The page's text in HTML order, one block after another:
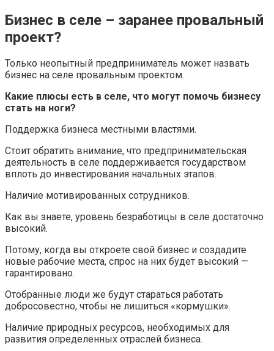
Бизнес в селе – заранее провальный
проект?
Только неопытный предприниматель может назвать
бизнес на селе провальным проектом.
Какие плюсы есть в селе, что могут помочь бизнесу
стать на ноги?
Поддержка бизнеса местными властями.
Стоит обратить внимание, что предпринимательская
деятельность в селе поддерживается государством
вплоть до инвестирования начальных этапов.
Наличие мотивированных сотрудников.
Как вы знаете, уровень безработицы в селе достаточно
высокий.
Потому, когда вы откроете свой бизнес и создадите
новые рабочие места, спрос на них будет высокий —
гарантировано.
Отобранные люди же будут стараться работать
добросовестно, чтобы не лишиться «кормушки».
Наличие природных ресурсов, необходимых для
развития определенных отраслей бизнеса.